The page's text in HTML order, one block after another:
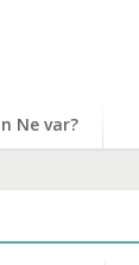
Ne var?